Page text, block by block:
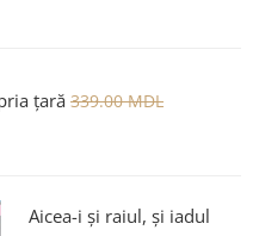
țară 339.00MDL
Aicea-i și raiul, și iadul